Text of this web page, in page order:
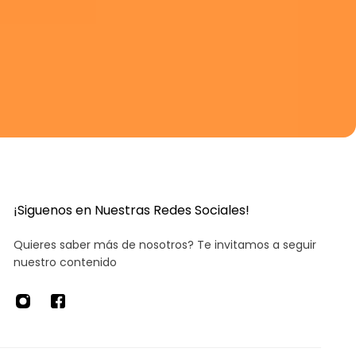
¡Siguenos en Nuestras Redes Sociales!
Quieres saber más de nosotros? Te invitamos a seguir
nuestro contenido